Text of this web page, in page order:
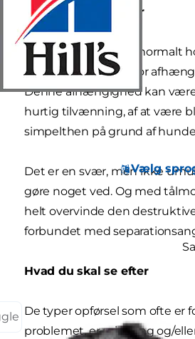
Vælg
Afhængighed af ejer
Separationsangst er normalt
skyldes som regel stor
Denne afhængighed kan
hurtig tilvænning, af at være
simpelthen på grund af
Det er en svær, men ikke
gøre noget ved. Og med
helt overvinde den
forbundet med
Hvad du skal se efter
De typer opførsel som ofte er
problemet, er urinering og/